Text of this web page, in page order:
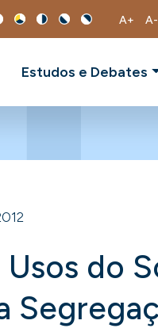
A+ A-
Estudos e Debates
do